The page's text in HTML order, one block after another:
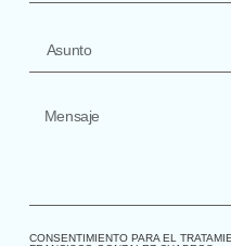
CONSENTIMIENTO PARA EL